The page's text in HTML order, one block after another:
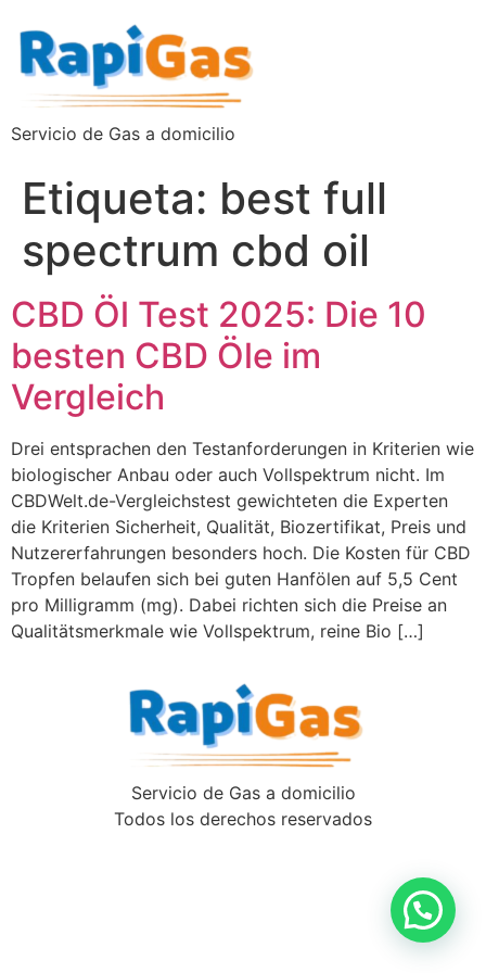
Servicio de Gas a domicilio
Etiqueta: best full
spectrum cbd oil
CBD Öl Test 2025: Die 10
besten CBD Öle im
Vergleich
Drei entsprachen den Testanforderungen in Kriterien wie
biologischer Anbau oder auch Vollspektrum nicht. Im
CBDWelt.de-Vergleichstest gewichteten die Experten
die Kriterien Sicherheit, Qualität, Biozertifikat, Preis und
Nutzererfahrungen besonders hoch. Die Kosten für CBD
Tropfen belaufen sich bei guten Hanfölen auf 5,5 Cent
pro Milligramm (mg). Dabei richten sich die Preise an
Qualitätsmerkmale wie Vollspektrum, reine Bio […]
Servicio de Gas a domicilio
Todos los derechos reservados